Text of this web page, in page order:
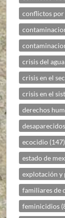
conflictos
crisis del agua
crisis en el
crisis en el
derechos
desaparecidos
ecocidio (147)
estado de
explotación y
familiares de
feminicidios